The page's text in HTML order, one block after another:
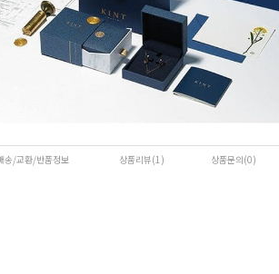
송/교환/반품정보 상품리뷰(1) 상품문의(0)